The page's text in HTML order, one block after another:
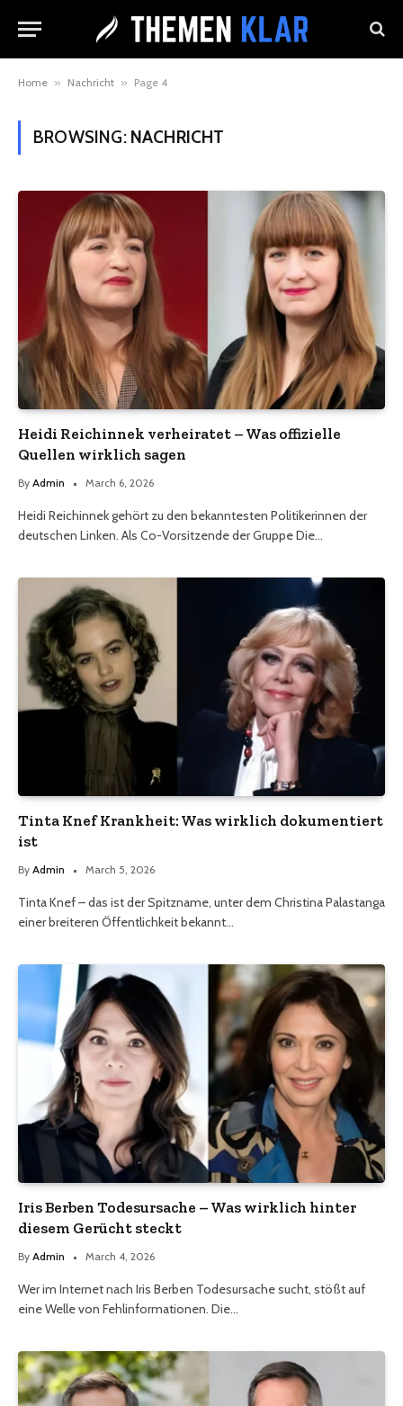
Home » Nachricht » Page 4
BROWSING: NACHRICHT
Heidi Reichinnek verheiratet – Was offizielle
Quellen wirklich sagen
By Admin March 6, 2026
Heidi Reichinnek gehört zu den bekanntesten Politikerinnen der
deutschen Linken. Als Co-Vorsitzende der Gruppe Die…
Tinta Knef Krankheit: Was wirklich dokumentiert
ist
By Admin March 5, 2026
Tinta Knef – das ist der Spitzname, unter dem Christina Palastanga
einer breiteren Öffentlichkeit bekannt…
Iris Berben Todesursache – Was wirklich hinter
diesem Gerücht steckt
By Admin March 4, 2026
Wer im Internet nach Iris Berben Todesursache sucht, stößt auf
eine Welle von Fehlinformationen. Die…